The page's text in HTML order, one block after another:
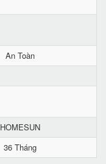
An Toàn
HOMESUN
36 Tháng